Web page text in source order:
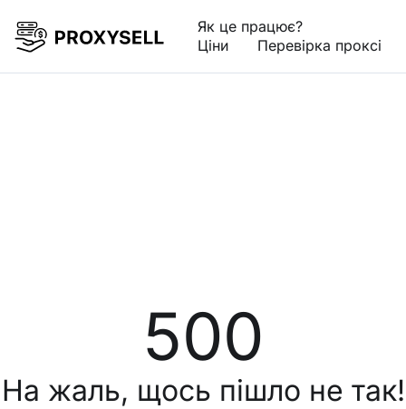
Як це працює?
Ціни
Перевірка проксі
500
На жаль, щось пішло не так!